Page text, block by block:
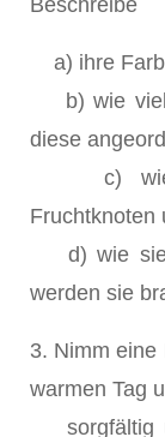
Beschreibe
a) ihre
b) wie
diese
c) wie
Fruchtknoten
d) wie sie
werden sie
3. Nimm eine
warmen Tag
sorgfältig